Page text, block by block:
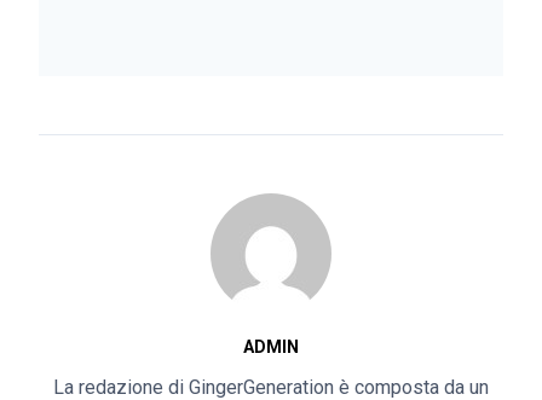
ADMIN
La redazione di GingerGeneration è composta da un